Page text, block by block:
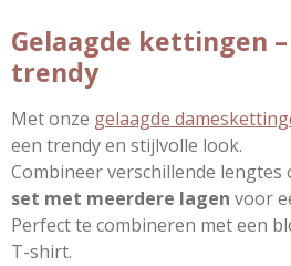
Gelaagde kettingen
trendy
Met onze gelaagde
een trendy en stijlvolle look.
Combineer verschillende lengtes
set met meerdere lagen voor
Perfect te combineren met een
T-shirt.